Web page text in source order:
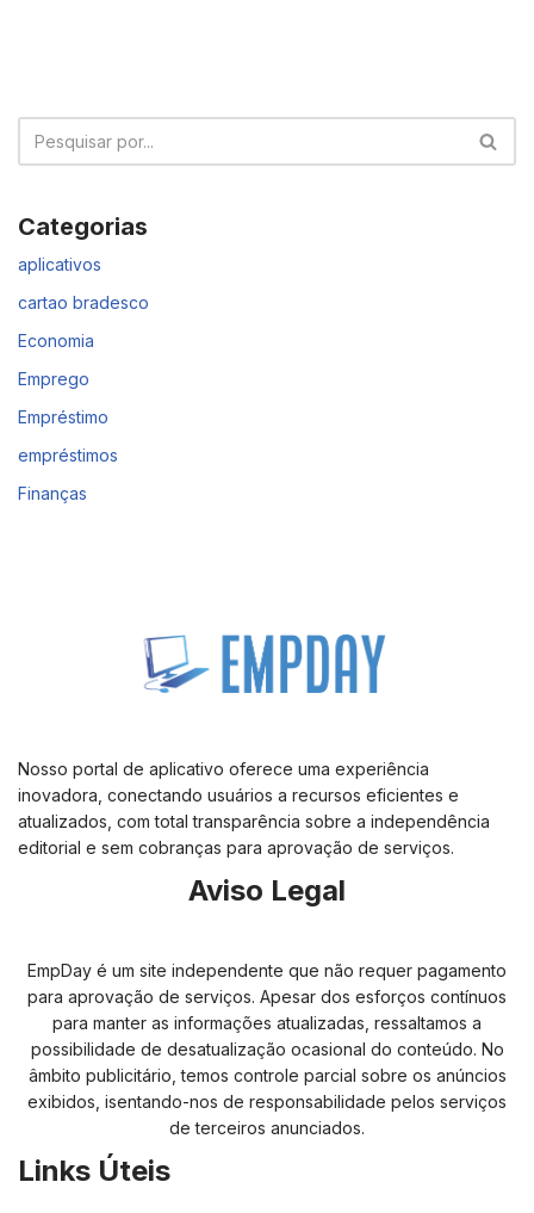
Categorias
aplicativos
cartao bradesco
Economia
Emprego
Empréstimo
empréstimos
Finanças
Nosso portal de aplicativo oferece uma experiência
inovadora, conectando usuários a recursos eficientes e
atualizados, com total transparência sobre a independência
editorial e sem cobranças para aprovação de serviços.
Aviso Legal
EmpDay é um site independente que não requer pagamento
para aprovação de serviços. Apesar dos esforços contínuos
para manter as informações atualizadas, ressaltamos a
possibilidade de desatualização ocasional do conteúdo. No
âmbito publicitário, temos controle parcial sobre os anúncios
exibidos, isentando-nos de responsabilidade pelos serviços
de terceiros anunciados.
Links Úteis